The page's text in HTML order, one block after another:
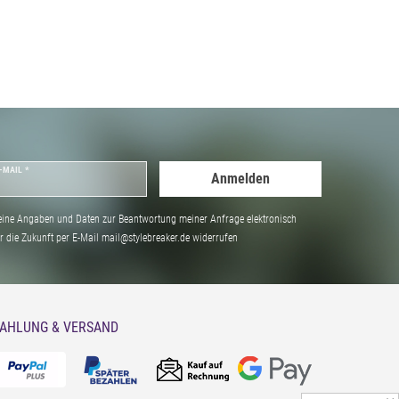
MAIL *
Anmelden
Angaben und Daten zur Beantwortung meiner Anfrage elektronisch
Zukunft per E-Mail mail@stylebreaker.de widerrufen
& VERSAND